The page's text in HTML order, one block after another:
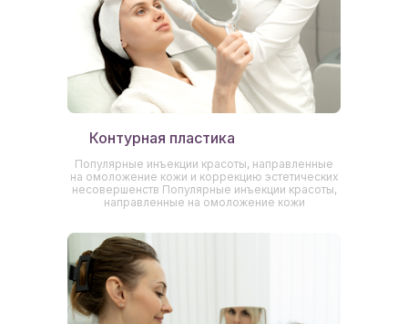
Популярные инъекции красоты, направленные
на омоложение кожи и коррекцию эстетических
несовершенств Популярные инъекции красоты,
направленные на омоложение кожи
Контурная пластика